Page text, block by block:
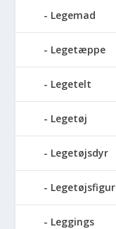
Legemad
Legetæppe
Legetelt
Legetøj
Legetøjsdyr
Legetøjsfigur
Leggings